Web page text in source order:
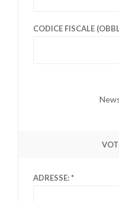
CODICE FISCALE
ADRESSE: